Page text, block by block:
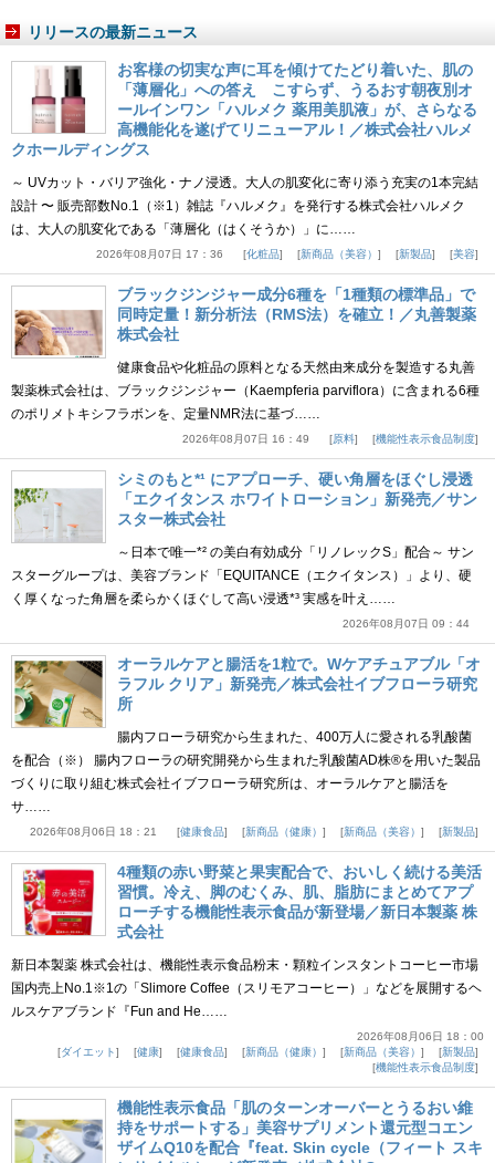
リリースの最新ニュース
お客様の切実な声に耳を傾けてたどり着いた、肌の
「薄層化」への答え こすらず、うるおす朝夜別オ
ールインワン「ハルメク 薬用美肌液」が、さらなる
高機能化を遂げてリニューアル！／株式会社ハルメ
クホールディングス
～ UVカット・バリア強化・ナノ浸透。大人の肌変化に寄り添う充実の1本完結
設計 〜 販売部数No.1（※1）雑誌『ハルメク』を発行する株式会社ハルメク
は、大人の肌変化である「薄層化（はくそうか）」に……
2026年08月07日 17：36 化粧品 新商品（美容） 新製品 美容
ブラックジンジャー成分6種を「1種類の標準品」で
同時定量！新分析法（RMS法）を確立！／丸善製薬
株式会社
健康食品や化粧品の原料となる天然由来成分を製造する丸善
製薬株式会社は、ブラックジンジャー（Kaempferia parviflora）に含まれる6種
のポリメトキシフラボンを、定量NMR法に基づ……
2026年08月07日 16：49 原料 機能性表示食品制度
シミのもと*¹ にアプローチ、硬い角層をほぐし浸透
「エクイタンス ホワイトローション」新発売／サン
スター株式会社
～日本で唯一*² の美白有効成分「リノレックS」配合～ サン
スターグループは、美容ブランド「EQUITANCE（エクイタンス）」より、硬
く厚くなった角層を柔らかくほぐして高い浸透*³ 実感を叶え……
2026年08月07日 09：44
オーラルケアと腸活を1粒で。Wケアチュアブル「オ
ラフル クリア」新発売／株式会社イブフローラ研究
所
腸内フローラ研究から生まれた、400万人に愛される乳酸菌
を配合（※） 腸内フローラの研究開発から生まれた乳酸菌AD株®を用いた製品
づくりに取り組む株式会社イブフローラ研究所は、オーラルケアと腸活を
サ……
2026年08月06日 18：21 健康食品 新商品（健康） 新商品（美容） 新製品
4種類の赤い野菜と果実配合で、おいしく続ける美活
習慣。冷え、脚のむくみ、肌、脂肪にまとめてアプ
ローチする機能性表示食品が新登場／新日本製薬 株
式会社
新日本製薬 株式会社は、機能性表示食品粉末・顆粒インスタントコーヒー市場
国内売上No.1※1の「Slimore Coffee（スリモアコーヒー）」などを展開するヘ
ルスケアブランド『Fun and He……
2026年08月06日 18：00
ダイエット
健康 健康食品 新商品（健康） 新商品（美容）
新製品
機能性表示食品制度
機能性表示食品「肌のターンオーバーとうるおい維
持をサポートする」美容サプリメント還元型コエン
ザイムQ10を配合『feat. Skin cycle（フィート スキ